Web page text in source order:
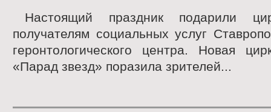
Настоящий праздник подарили
получателям социальных услуг
геронтологического центра. Новая
«Парад звезд» поразила зрителей...